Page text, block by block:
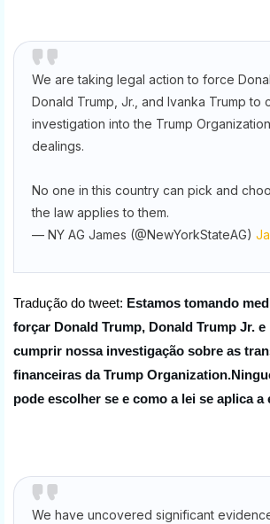
We are taking legal action to force
Donald Trump, Jr., and Ivanka Trump to
investigation into the Trump
dealings.
No one in this country can pick and
the law applies to them.
— NY AG James (@NewYorkStateAG)
Tradução do tweet: Estamos tomando
forçar Donald Trump, Donald Trump Jr. e
cumprir nossa investigação sobre as
financeiras da Trump Organization.
pode escolher se e como a lei se aplica a
We have uncovered significant